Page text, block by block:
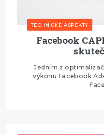
TECHNICKÉ ASPEKTY
Facebook
Jedním z
výkonu Facebook